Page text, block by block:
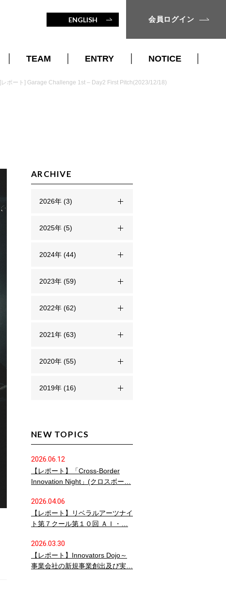
ENGLISH 会員ログイン
TEAM
STAFF
ENTRY
入会案内
NOTICE
[レポート] Garage Challenge 1st – Day2 First Pitch(2023/12/18)
ARCHIVE
2026年 (3)
2025年 (5)
2024年 (44)
2023年 (59)
2022年 (62)
2021年 (63)
2020年 (55)
2019年 (16)
NEW TOPICS
2026.06.12
【レポート】「Cross-Border
Innovation Night」(クロスボー…
2026.04.06
【レポート】リベラルアーツナイ
ト第７クール第１０回 ＡＩ・…
2026.03.30
【レポート】Innovators Dojo～
事業会社の新規事業創出及び実…